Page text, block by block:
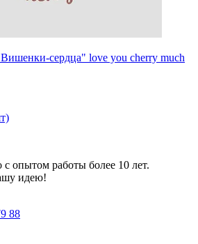
сердца" love you cherry much
опытом работы более 10 лет.
идею!
88